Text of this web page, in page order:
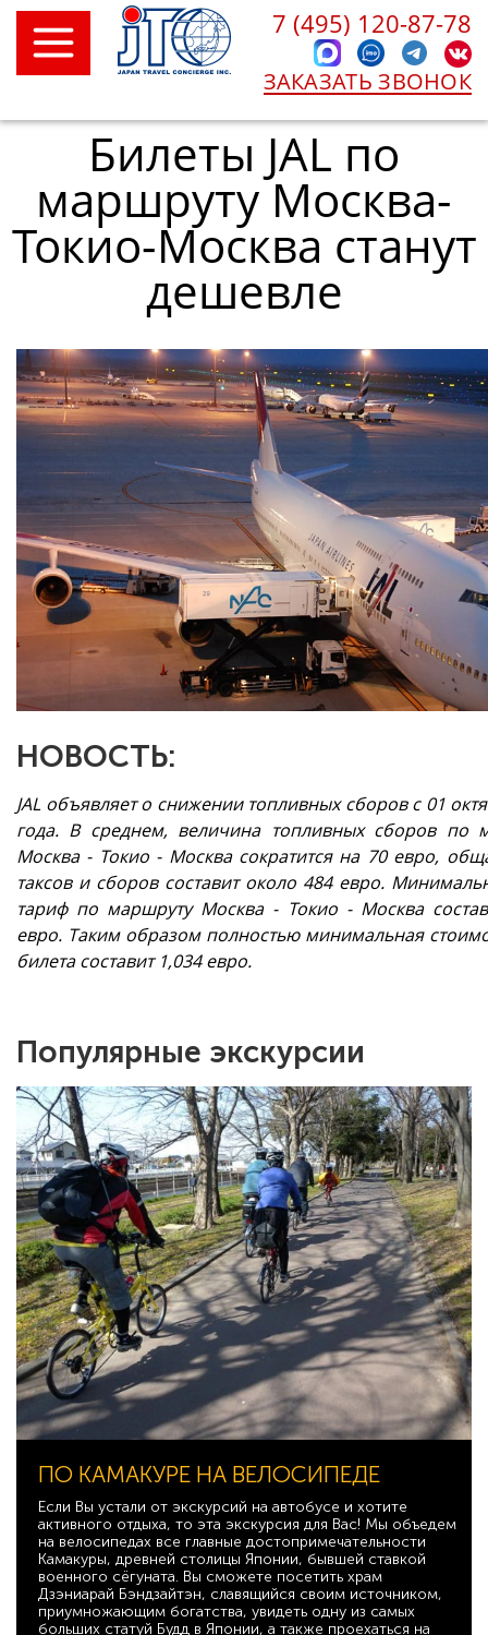
7 (495) 120-87-78
ЗАКАЗАТЬ ЗВОНОК
Билеты JAL по
маршруту Москва-
Токио-Москва станут
дешевле
НОВОСТЬ:
JAL объявляет о снижении топливных сборов с 01
года. В среднем, величина топливных сборов по
Москва - Токио - Москва сократится на 70 евро,
таксов и сборов составит около 484 евро.
тариф по маршруту Москва - Токио - Москва
евро. Таким образом полностью минимальная
билета составит 1,034 евро.
Популярные экскурсии
ПО КАМАКУРЕ НА ВЕЛОСИПЕДЕ
Если Вы устали от экскурсий на автобусе и хотите
активного отдыха, то эта экскурсия для Вас! Мы объедем
на велосипедах все главные достопримечательности
Камакуры, древней столицы Японии, бывшей ставкой
военного сёгуната. Вы сможете посетить храм
Дзэниарай Бэндзайтэн, славящийся своим источником,
приумножающим богатства, увидеть одну из самых
больших статуй Будд в Японии, а также проехаться на